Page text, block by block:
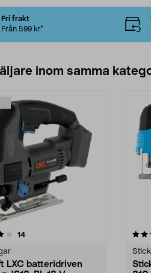
Fri frakt
Från 599 kr*
inom samma
14recensioner
LXC batteridriven
4.0 av 5 stjärnor